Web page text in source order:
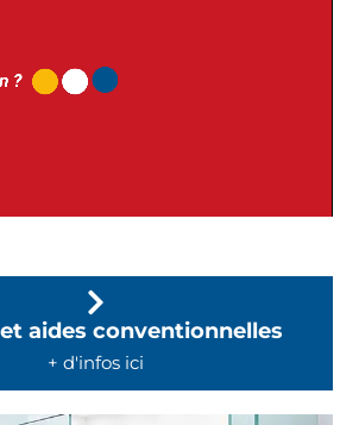
aides conventionnelles
+ d'infos ici